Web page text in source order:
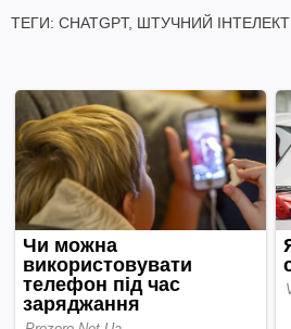
ТЕГИ: CHATGPT, ШТУЧНИЙ ІНТЕЛЕКТ